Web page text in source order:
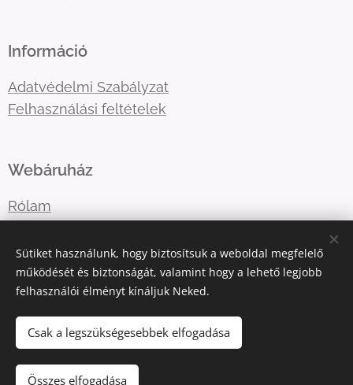
Információ
Adatvédelmi Szabályzat
Felhasználási feltételek
Webáruház
Rólam
E-mail: katart.elmenyfestes@gmail.com
Telefonszám:
Sütiket használunk, hogy biztosítsuk a weboldal megfelelő
működését és biztonságát, valamint hogy a lehető legjobb
felhasználói élményt kínáljuk Neked.
Csak a legszükségesebbek elfogadása
Összes elfogadása